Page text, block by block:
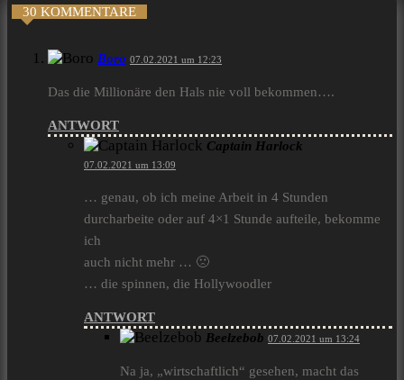
30 KOMMENTARE
Boro 07.02.2021 um 12:23
Das die Millionäre den Hals nie voll bekommen….
ANTWORT
Captain Harlock
07.02.2021 um 13:09
… genau, ob ich meine Arbeit in 4 Stunden
durcharbeite oder auf 4×1 Stunde aufteile, bekomme
ich
auch nicht mehr … 🙁
… die spinnen, die Hollywoodler
ANTWORT
Beelzebob 07.02.2021 um 13:24
Na ja, „wirtschaftlich“ gesehen, macht das